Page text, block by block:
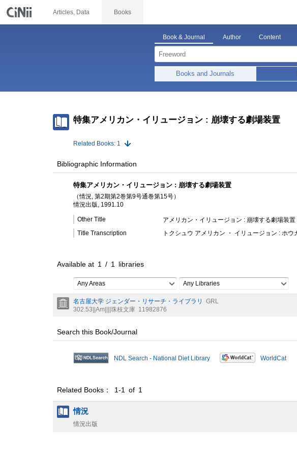
Articles, Data Books
Book & Journal Author Content
Books and Journals
特集アメリカン・イリュージョン : 崩壊する劇場装置
Related Books: 1
Bibliographic Information
特集アメリカン・イリュージョン : 崩壊する劇場装置
（情況, 第2期第2巻第9号通巻第15号）
情況出版, 1991.10
Other Title
アメリカン・イリュージョン : 崩壊する劇場装置
Title Transcription
トクシュウ アメリカン ・ イリュージョン : ホ
Available at 1 / 1 libraries
Any Areas Any Libraries
名古屋大学 ジェンダー・リサーチ・ライブラリ
GRL
302.53||Am||||珠枝文庫 11982876
Search this Book/Journal
NDL Search - National Diet Library WorldCat
Related Books： 1-1 of 1
情況
情況出版